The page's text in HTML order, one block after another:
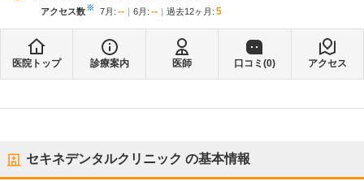
アクセス数※ 7月 : -- 6月 : -- 過去12ヶ月: 5
医院トップ 診療案内 医師 口コミ(0) アクセス
セキネデンタルクリニック の基本情報